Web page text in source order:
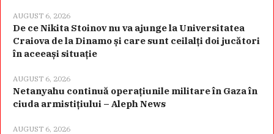
AUGUST 6, 2026
De ce Nikita Stoinov nu va ajunge la Universitatea
Craiova de la Dinamo și care sunt ceilalți doi jucători
în aceeași situație
AUGUST 6, 2026
Netanyahu continuă operațiunile militare în Gaza în
ciuda armistițiului – Aleph News
AUGUST 6, 2026